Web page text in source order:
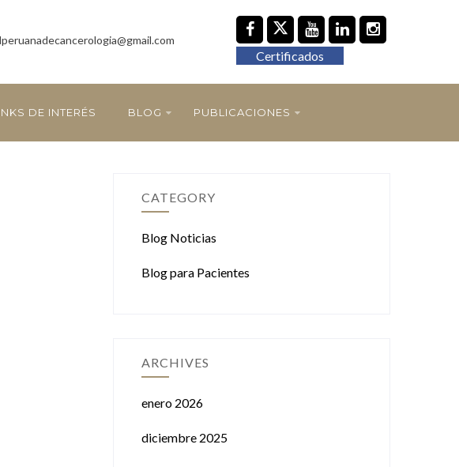
Certificados
DE INTERÉS BLOG PUBLICACIONES
CATEGORY
Blog Noticias
Blog para Pacientes
ARCHIVES
enero 2026
diciembre 2025